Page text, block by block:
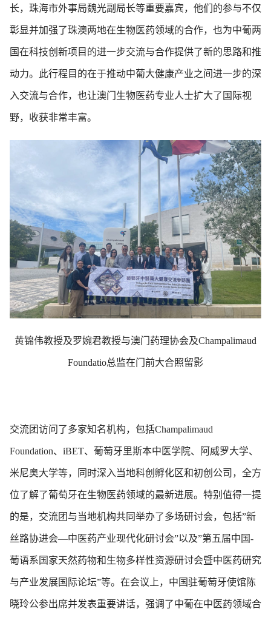
长，珠海市外事局魏光副局长等重要嘉宾，他们的参与不仅
彰显并加强了珠澳两地在生物医药领域的合作，也为中葡两
国在科技创新项目的进一步交流与合作提供了新的思路和推
动力。此行程目的在于推动中葡大健康产业之间进一步的深
入交流与合作，也让澳门生物医药专业人士扩大了国际视
野，收获非常丰富。
黄锦伟教授及罗婉君教授与澳门药理协会及Champalimaud
Foundatio总监在门前大合照留影
交流团访问了多家知名机构，包括Champalimaud
Foundation、 iBET、葡萄牙里斯本中医学院、阿威罗大学、
米尼奥大学等，同时深入当地科创孵化区和初创公司，全方
位了解了葡萄牙在生物医药领域的最新进展。特别值得一提
的是，交流团与当地机构共同举办了多场研讨会，包括”新
丝路协进会—中医药产业现代化研讨会”以及”第五届中国-
葡语系国家天然药物和生物多样性资源研讨会暨中医药研究
与产业发展国际论坛”等。在会议上，中国驻葡萄牙使馆陈
晓玲公参出席并发表重要讲话，强调了中葡在中医药领域合